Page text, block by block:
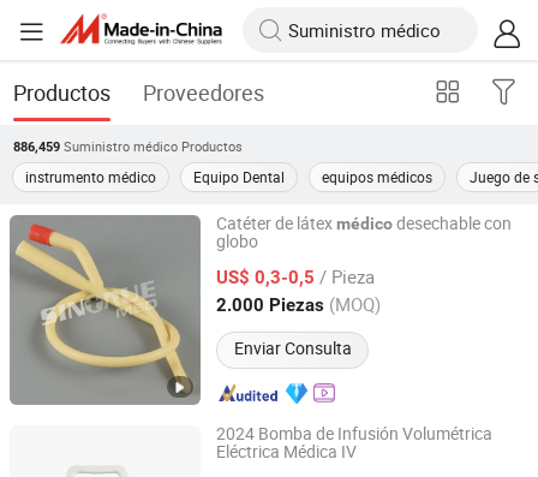
Productos Proveedores
886,459 Suministro médico Productos
instrumento médico Equipo Dental equipos médicos Juego de
Catéter de látexmédicodesechable con
globo
US$ 0,3-0,5 / Pieza
2.000 Piezas (MOQ)
Enviar Consulta
Ningbo Sintrue Medical Instruments Co., Ltd.
Zhejiang, China Desde 2020
2024 Bomba de Infusión Volumétrica
Eléctrica Médica IV
Qingdao Ciye Import & Export Co., Ltd.